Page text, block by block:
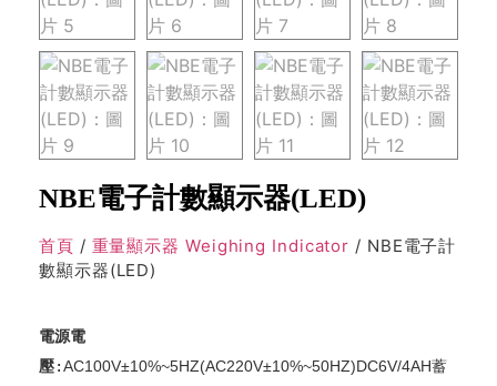
NBE電子計數顯示器(LED)
首頁 / 重量顯示器 Weighing Indicator / NBE電子計
數顯示器(LED)
電源電
壓:AC100V±10%~5HZ(AC220V±10%~50HZ)DC6V/4AH蓄